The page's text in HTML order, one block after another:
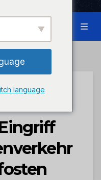
–
language